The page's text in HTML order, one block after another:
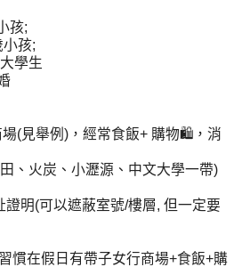
孩;
孩;
學生
(見舉例)，經常食飯+ 購物🛍，消
、火炭、小瀝源、中文大學一帶)
明(可以遮蔽室號/樓層, 但一定要
慣在假日有帶子女行商場+食飯+購